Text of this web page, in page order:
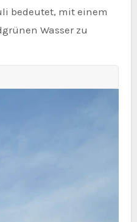
bedeutet, mit einem
Wasser zu